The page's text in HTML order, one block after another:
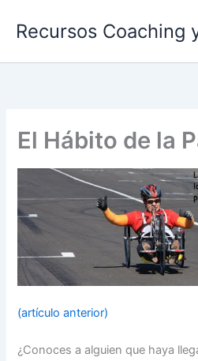
Recursos Coaching
El Hábito de la
(artículo anterior)
¿Conoces a alguien que haya